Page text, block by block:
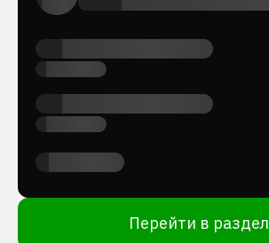
Перейти в раздел